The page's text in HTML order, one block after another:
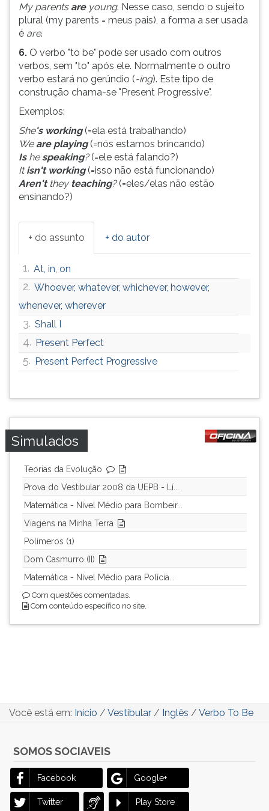
My parents are young. Nesse caso, sendo o sujeito
plural (my parents = meus pais), a forma a ser usada
é are.
6. O verbo "to be" pode ser usado com outros
verbos, sem "to" após ele. Normalmente o outro
verbo estará no gerúndio (-ing). Este tipo de
construção chama-se "Present Progressive".
Exemplos:
She's working (=ela está trabalhando)
We are playing (=nós estamos brincando)
Is hespeaking?(=ele está falando?)
Itisn't working (=isso não está funcionando)
Aren't theyteaching?(=eles/elas não estão
ensinando?)
+ do assunto + do autor
1. At, in, on
2. Whoever, whatever, whichever, however,
whenever, wherever
3. Shall I
4. Present Perfect
5. Present Perfect Progressive
Simulados
Teorias da Evolução
Prova do Vestibular 2008 da UEPB - Lí...
Matemática - Nível Médio para Bombeir...
Viagens na Minha Terra
Polímeros (1)
Dom Casmurro (II)
Matemática - Nível Médio para Polícia...
Com questões comentadas.
Com conteúdo específico no site.
Você está em: Início / Vestibular / Inglês / Verbo To Be
SOMOS SOCIAVEIS
Facebook Google+
Twitter Play Store